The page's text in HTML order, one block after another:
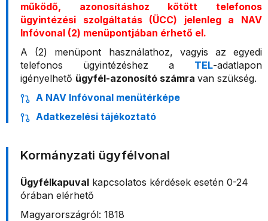
működő, azonosításhoz kötött telefonos
ügyintézési szolgáltatás (ÜCC) jelenleg a NAV
Infóvonal (2) menüpontjában érhető el.
A (2) menüpont használathoz, vagyis az egyedi
telefonos ügyintézéshez a TEL-adatlapon
igényelhető ügyfél-azonosító számra van szükség.
A NAV Infóvonal menütérképe
Adatkezelési tájékoztató
Kormányzati ügyfélvonal
Ügyfélkapuval kapcsolatos kérdések esetén 0-24
órában elérhető
Magyarországról: 1818